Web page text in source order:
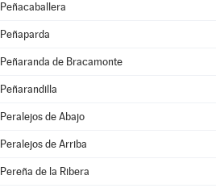
Peñacaballera
Peñaparda
Peñaranda de Bracamonte
Peñarandilla
Peralejos de Abajo
Peralejos de Arriba
Pereña de la Ribera